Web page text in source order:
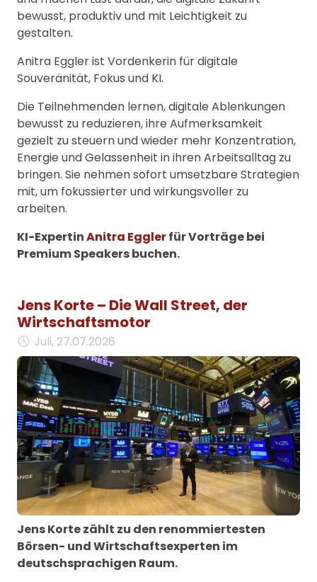
bewusst, produktiv und mit Leichtigkeit zu
gestalten.
Anitra Eggler ist Vordenkerin für digitale
Souveränität, Fokus und KI.
Die Teilnehmenden lernen, digitale Ablenkungen
bewusst zu reduzieren, ihre Aufmerksamkeit
gezielt zu steuern und wieder mehr Konzentration,
Energie und Gelassenheit in ihren Arbeitsalltag zu
bringen. Sie nehmen sofort umsetzbare Strategien
mit, um fokussierter und wirkungsvoller zu
arbeiten.
KI-ExpertinAnitra Egglerfür Vorträge bei
Premium Speakers buchen.
Jens Korte – Die Wall Street, der
Wirtschaftsmotor
Juli, 27.07.2026
Jens Korte zählt zu den renommiertesten
Börsen- und Wirtschaftsexperten im
deutschsprachigen Raum.